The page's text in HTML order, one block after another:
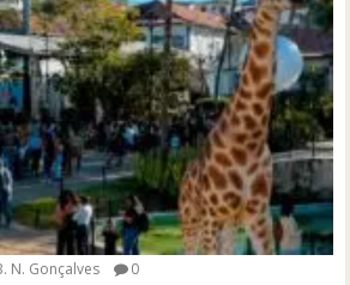
N. Gonçalves 0